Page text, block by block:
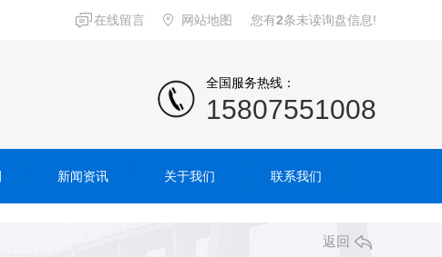
您有2条未读询盘信息!
网站地图
在线留言
全国服务热线：
15807551008
新闻资讯 关于我们 联系我们
返回